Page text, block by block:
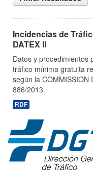
Incidencias de
DATEX II
Datos y procedimientos
tráfico mínima gratuita
según la COMMISSION
886/2013.
RDF